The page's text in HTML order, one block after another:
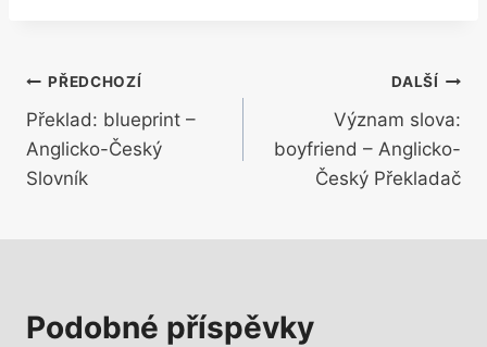
Navigace
pro
příspěvek
PŘEDCHOZÍ
Překlad: blueprint –
Anglicko-Český
Slovník
DALŠÍ
Význam slova:
boyfriend – Anglicko-
Český Překladač
Podobné příspěvky